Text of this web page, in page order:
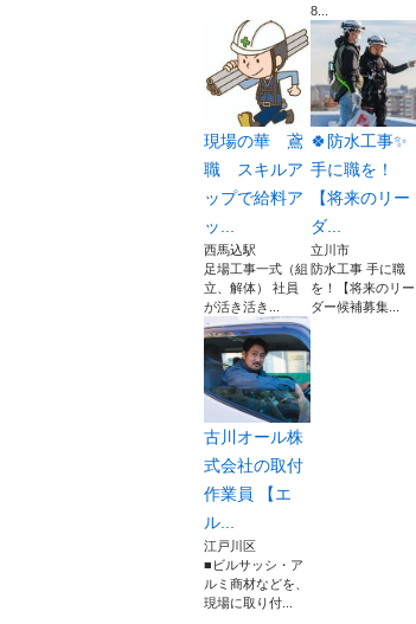
8...
現場の華 鳶
職 スキルア
ップで給料ア
ッ...
西馬込駅
足場工事一式（組
立、解体） 社員
が活き活き...
🍀防水工事✨
手に職を！
【将来のリー
ダ...
立川市
防水工事 手に職
を！【将来のリー
ダー候補募集...
古川オール株
式会社の取付
作業員 【エ
ル...
江戸川区
■ビルサッシ・ア
ルミ商材などを、
現場に取り付...